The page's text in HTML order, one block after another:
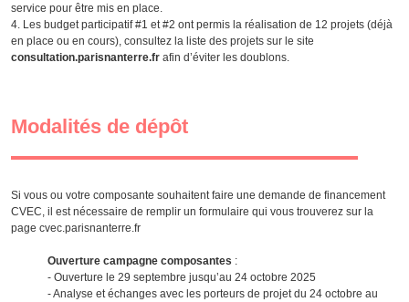
service pour être mis en place.
Les budget participatif #1 et #2 ont permis la réalisation de 12 projets (déjà
en place ou en cours), consultez la liste des projets sur le site
consultation.parisnanterre.fr afin d’éviter les doublons.
Modalités de dépôt
Si vous ou votre composante souhaitent faire une demande de financement
CVEC, il est nécessaire de remplir un formulaire qui vous trouverez sur la
page cvec.parisnanterre.fr
Ouverture campagne composantes :
- Ouverture le 29 septembre jusqu’au 24 octobre 2025
- Analyse et échanges avec les porteurs de projet du 24 octobre au